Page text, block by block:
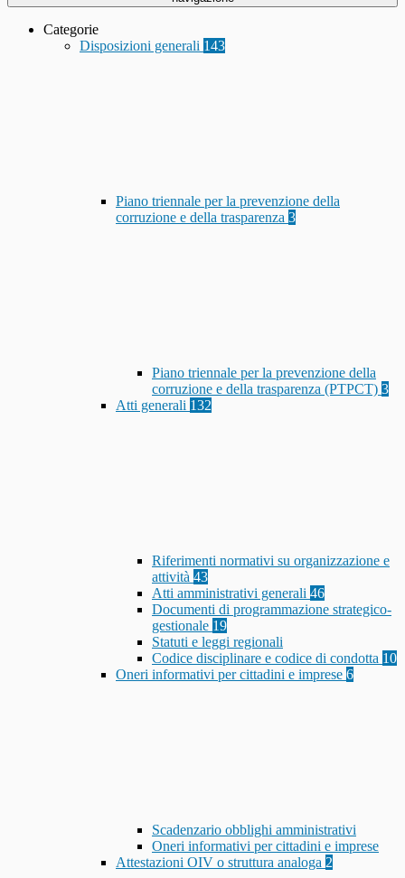
Categorie
Disposizioni generali 143
Piano triennale per la prevenzione della
corruzione e della trasparenza 3
Piano triennale per la prevenzione della
corruzione e della trasparenza (PTPCT) 3
Atti generali 132
Riferimenti normativi su organizzazione e
attività 43
Atti amministrativi generali 46
Documenti di programmazione strategico-
gestionale 19
Statuti e leggi regionali
Codice disciplinare e codice di condotta 10
Oneri informativi per cittadini e imprese 6
Scadenzario obblighi amministrativi
Oneri informativi per cittadini e imprese
Attestazioni OIV o struttura analoga 2